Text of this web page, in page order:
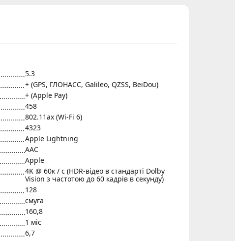
5.3
+ (GPS, ГЛОНАСС, Galileo, QZSS, BeiDou)
+ (Apple Pay)
458
802.11ax (Wi-Fi 6)
4323
Apple Lightning
AAC
Apple
4K @ 60к / с (HDR-відео в стандарті Dolby
Vision з частотою до 60 кадрів в секунду)
128
смуга
160,8
1 міс
6,7